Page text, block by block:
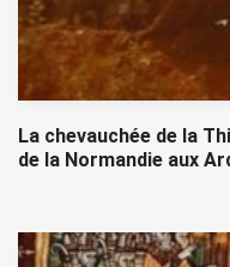
La chevauchée de la
de la Normandie aux